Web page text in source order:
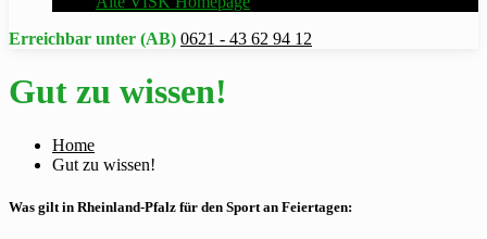
Erreichbar unter (AB) 0621 - 43 62 94 12
Gut zu wissen!
Home
Gut zu wissen!
Was gilt in Rheinland-Pfalz für den Sport an Feiertagen: